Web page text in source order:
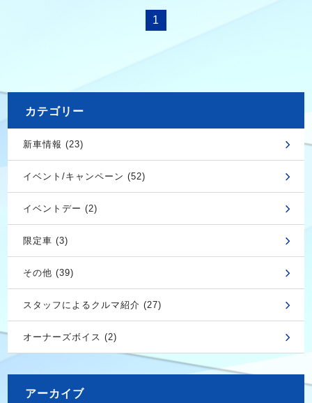
1
カテゴリー
新車情報 (23)
イベント/キャンペーン (52)
イベントデー (2)
限定車 (3)
その他 (39)
スタッフによるクルマ紹介 (27)
オーナーズボイス (2)
アーカイブ